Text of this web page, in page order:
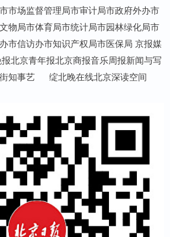
市场监督管理局市审计局市政府外办市
物局市体育局市统计局市园林绿化局市
市信访办市知识产权局市医保局 京报媒
北京青年报北京商报音乐周报新闻与写
知事艺 绽北晚在线北京深读空间